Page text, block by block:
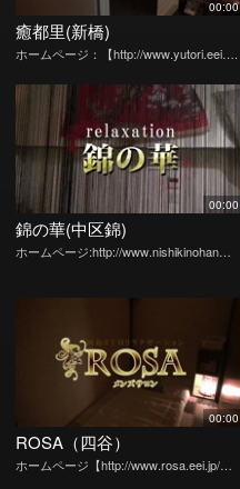
00:00
癒都里(新橋)
ホームページ：【http://www.yutori.eei….
00:00
錦の華(中区錦)
ホームページ:http://www.nishikinohan…
00:00
ROSA（四谷）
ホームページ【http://www.rosa.eei.jp/…